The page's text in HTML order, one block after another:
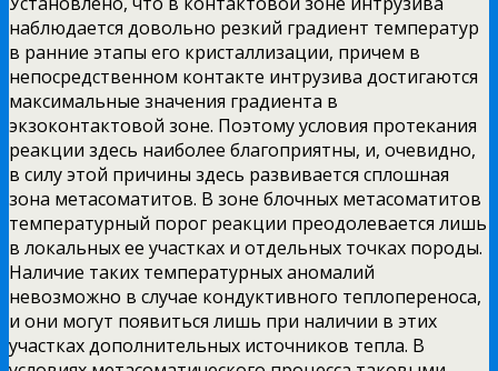
наблюдается довольно резкий градиент температур
в ранние этапы его кристаллизации, причем в
непосредственном контакте интрузива достигаются
максимальные значения градиента в
экзоконтактовой зоне. Поэтому условия протекания
реакции здесь наиболее благоприятны, и, очевидно,
в силу этой причины здесь развивается сплошная
зона метасоматитов. В зоне блочных метасоматитов
температурный порог реакции преодолевается лишь
в локальных ее участках и отдельных точках породы.
Наличие таких температурных аномалий
невозможно в случае кондуктивного теплопереноса,
и они могут появиться лишь при наличии в этих
участках дополнительных источников тепла. В